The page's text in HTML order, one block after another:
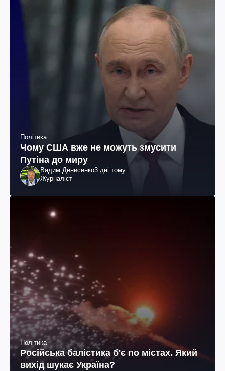
Політика
Чому США вже не можуть змусити
Путіна до миру
Вадим Денисенко3 дні тому
Журналіст
Політика
Російська балістика б'є по містах. Який
вихід шукає Україна?